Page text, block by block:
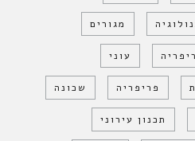
מגורים
עוני
פריפריה שכונה
תכנון עירוני